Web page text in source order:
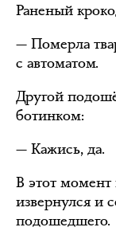
Раненый
— Померла
с автоматом.
Другой
ботинком:
— Кажись, да.
В этот
извернулся и
подошедшего.